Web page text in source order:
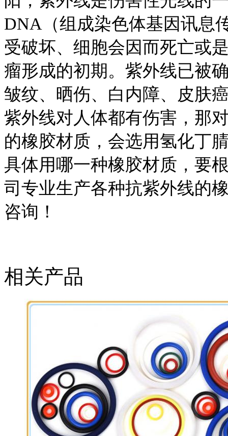
DNA（组成染色体基因讯息
受破坏、细胞会因而死亡或
瘤形成的初期。紫外线已被
皱纹、晒伤、白内障、皮肤
紫外线对人体都有伤害，那
的橡胶材质，会选用氢化丁
具体用哪一种橡胶材质，要
司专业生产各种抗紫外线的
咨询！
相关产品